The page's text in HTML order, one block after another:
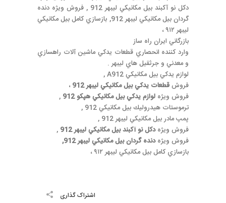
دكل نو آكبند بيل مكانيكي ليبهر 912 , فروش ويژه دنده
گردان بيل مكانيكي ليبهر 912, بازسازي كامل بيل مكانيكي
ليبهر ٩١٢ ،
بازرگاني ايران راه ساز
وارد كننده انحصاري قطعات يدكي ماشين آلات راهسازي
و معدني و جرثقيل هاي ليبهر .
لوازم يدكي بيل مكانيكي A912 ,
فروشقطعات يدكي بيل مكانيكي ليبهر 912
،
فروش ويژه لوازم يدكي بيل مكانيكي هپكو 912
,
ترموستات هيدروليك بيل مكانيكي 912 ,
پمپ مادر بيل مكانيكي ليبهر 912 ,
فروش ويژهدكل نو آكبند بيل مكانيكي ليبهر 912
,
فروش ويژهدنده گردان بيل مكانيكي ليبهر 912,
بازسازي كامل بيل مكانيكي ليبهر ٩١٢ ،
اشتراک گذاری